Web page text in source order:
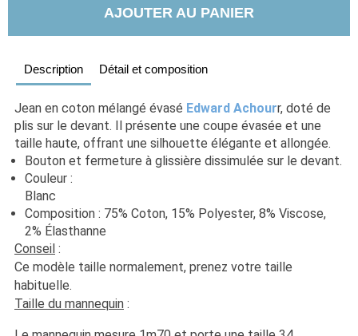
AJOUTER AU PANIER
Description Détail et composition
Jean en coton mélangé évasé Edward Achourr, doté de
plis sur le devant. Il présente une coupe évasée et une
taille haute, offrant une silhouette élégante et allongée.
Bouton et fermeture à glissière dissimulée sur le devant.
Couleur :
Composition : 75% Coton, 15% Polyester, 8% Viscose,
2% Élasthanne
Conseil :
Ce modèle taille normalement, prenez votre taille
habituelle.
Taille du mannequin :